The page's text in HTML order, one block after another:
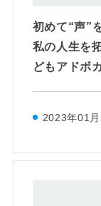
初めて“声”
私の人生を
どもアドボ
2023年01